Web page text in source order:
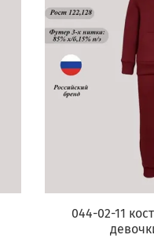
044-02-11